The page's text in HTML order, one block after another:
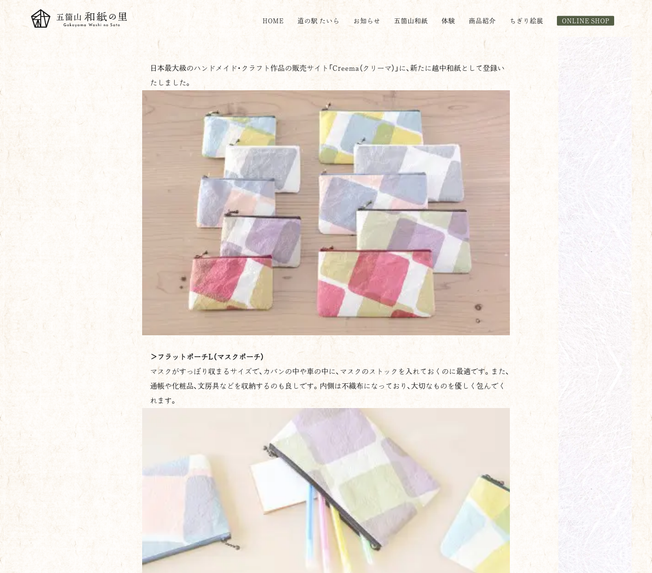
HOME 道の駅 たいら お知らせ 五箇山和紙 体験 商品紹介 ちぎり絵展 ONLINE SHOP
日本最大級のハンドメイド・クラフト作品の販売サイト「Creema（クリーマ）」に、新たに越中和紙として登録い
たしました。
＞ フラットポーチL（マスクポーチ）
マスクがすっぽり収まるサイズで、カバンの中や車の中に、マスクのストックを入れておくのに最適です。また、
通帳や化粧品、文房具などを収納するのも良しです。内側は不織布になっており、大切なものを優しく包んでく
れます。